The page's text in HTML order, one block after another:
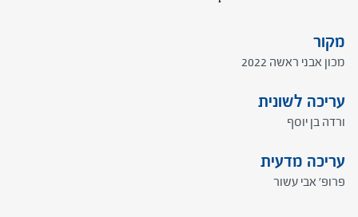
מקור
מכון אבני ראשה 2022
עריכה לשונית
ורדה בן יוסף
עריכה מדעית
פרופ' אבי עשור